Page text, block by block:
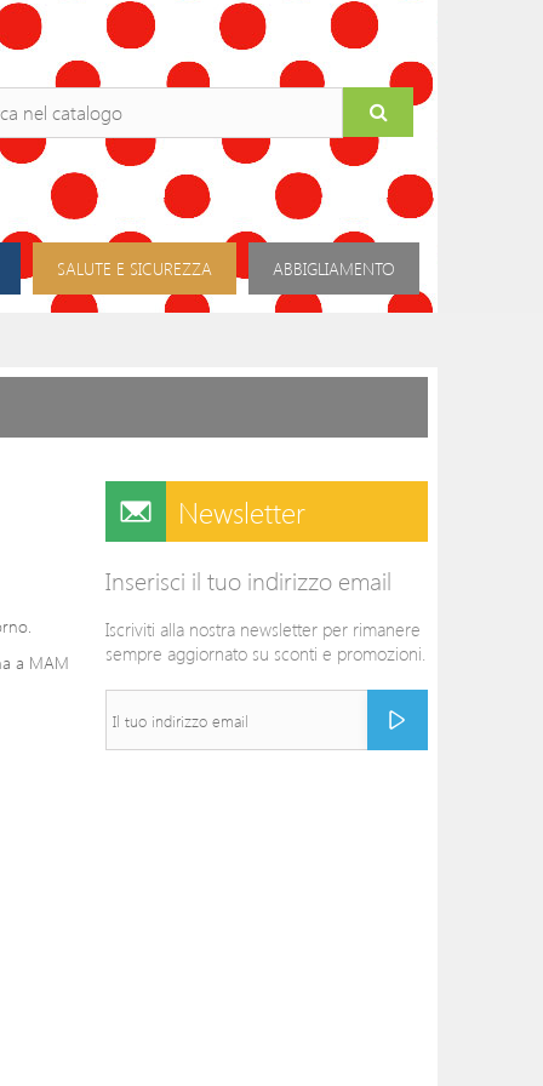
SALUTE E SICUREZZA ABBIGLIAMENTO
a MAM
Newsletter
Inserisci il tuo indirizzo email
Iscriviti alla nostra newsletter per rimanere
sempre aggiornato su sconti e promozioni.